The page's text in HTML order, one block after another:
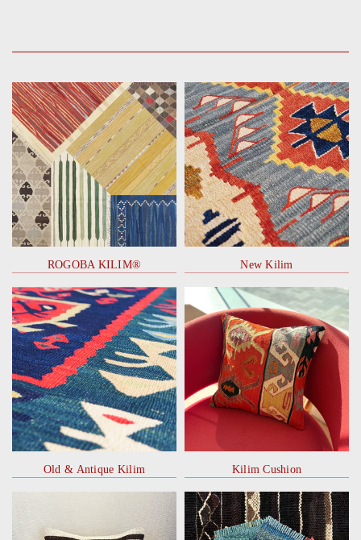
ROGOBA KILIM® New Kilim
Old & Antique Kilim Kilim Cushion